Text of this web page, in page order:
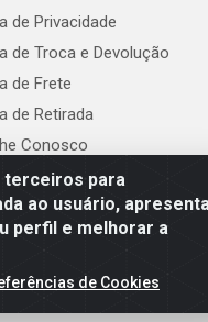
terceiros para
ao usuário,
perfil e melhorar a
de Cookies
de Privacidade
de Troca e Devolução
de Frete
de Retirada
Conosco
82 - Prazeres, Jaboatão